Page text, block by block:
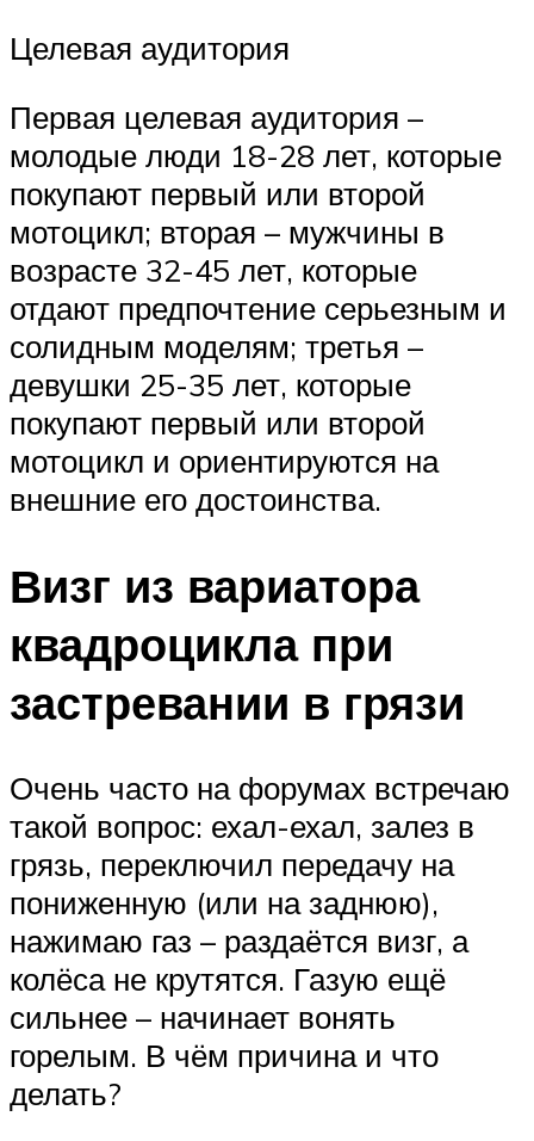
Целевая аудитория
Первая целевая аудитория –
молодые люди 18-28 лет, которые
покупают первый или второй
мотоцикл; вторая – мужчины в
возрасте 32-45 лет, которые
отдают предпочтение серьезным и
солидным моделям; третья –
девушки 25-35 лет, которые
покупают первый или второй
мотоцикл и ориентируются на
внешние его достоинства.
Визг из вариатора
квадроцикла при
застревании в грязи
Очень часто на форумах встречаю
такой вопрос: ехал-ехал, залез в
грязь, переключил передачу на
пониженную (или на заднюю),
нажимаю газ – раздаётся визг, а
колёса не крутятся. Газую ещё
сильнее – начинает вонять
горелым. В чём причина и что
делать?